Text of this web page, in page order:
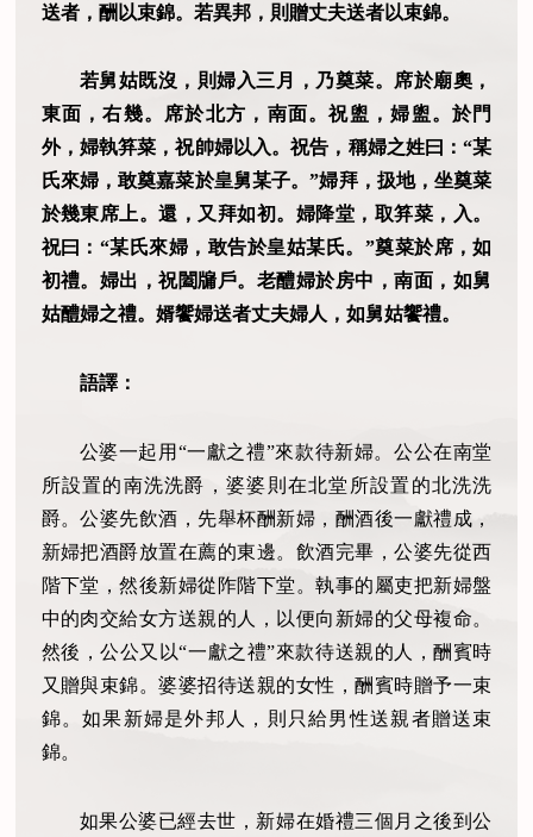
送者，酬以束錦。若異邦，則贈丈夫送者以束錦。
若舅姑既沒，則婦入三月，乃奠菜。席於廟奧，
東面，右幾。席於北方，南面。祝盥，婦盥。於門
外，婦執笲菜，祝帥婦以入。祝告，稱婦之姓曰：“某
氏來婦，敢奠嘉菜於皇舅某子。”婦拜，扱地，坐奠菜
於幾東席上。還，又拜如初。婦降堂，取笲菜，入。
祝曰：“某氏來婦，敢告於皇姑某氏。”奠菜於席，如
初禮。婦出，祝闔牖戶。老醴婦於房中，南面，如舅
姑醴婦之禮。婿饗婦送者丈夫婦人，如舅姑饗禮。
語譯：
公婆一起用“一獻之禮”來款待新婦。公公在南堂
所設置的南洗洗爵，婆婆則在北堂所設置的北洗洗
爵。公婆先飲酒，先舉杯酬新婦，酬酒後一獻禮成，
新婦把酒爵放置在薦的東邊。飲酒完畢，公婆先從西
階下堂，然後新婦從阼階下堂。執事的屬吏把新婦盤
中的肉交給女方送親的人，以便向新婦的父母複命。
然後，公公又以“一獻之禮”來款待送親的人，酬賓時
又贈與束錦。婆婆招待送親的女性，酬賓時贈予一束
錦。如果新婦是外邦人，則只給男性送親者贈送束
錦。
如果公婆已經去世，新婦在婚禮三個月之後到公